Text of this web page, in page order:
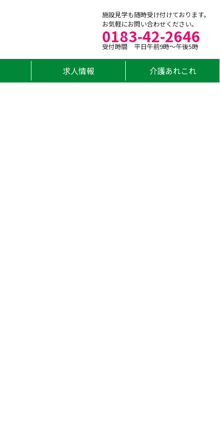
施設見学も随時受け付けております。
お気軽にお問い合わせください。
0183-42-2646
受付時間 平日午前9時～午後5時
求人情報 介護あれこれ